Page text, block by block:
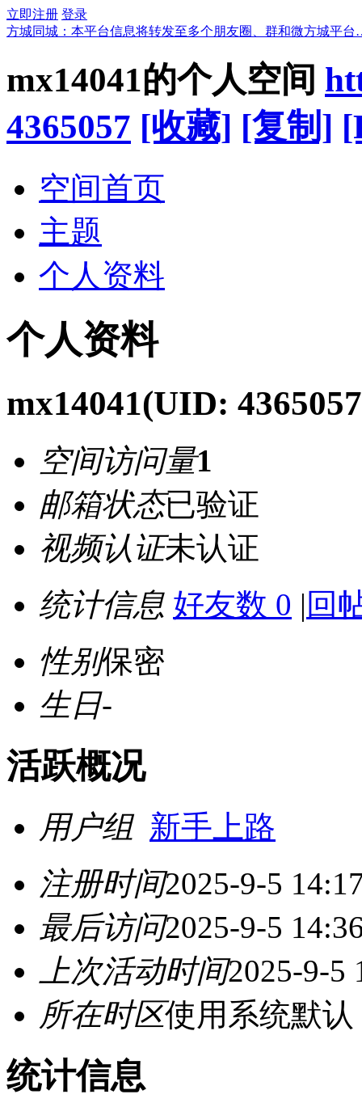
立即注册 登录
方城同城：本平台信息将转发至多个朋友圈、群和微方城平
mx14041的个人空间
4365057 [收藏] [复制]
空间首页
主题
个人资料
个人资料
mx14041(UID:
空间访问量1
邮箱状态已验证
视频认证未认证
统计信息 好友数 0 | 回
性别保密
生日-
活跃概况
用户组 新手上路
注册时间2025-9-5
最后访问2025-9-5
上次活动时间2025-9-5
所在时区使用系统默认
统计信息